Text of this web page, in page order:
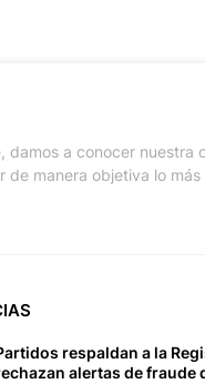
a conocer nuestra
de manera objetiva lo
respaldan a la
alertas de fraude